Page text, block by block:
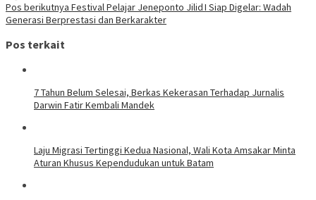
Pos berikutnya Festival Pelajar Jeneponto Jilid I Siap Digelar: Wadah
Generasi Berprestasi dan Berkarakter
Pos terkait
7 Tahun Belum Selesai, Berkas Kekerasan Terhadap Jurnalis
Darwin Fatir Kembali Mandek
Laju Migrasi Tertinggi Kedua Nasional, Wali Kota Amsakar Minta
Aturan Khusus Kependudukan untuk Batam